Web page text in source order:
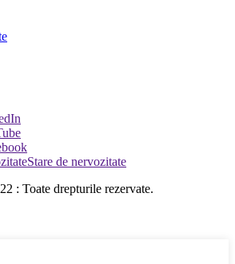
Stare de nervozitate
: Toate drepturile rezervate.